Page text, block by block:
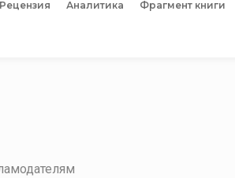
Рецензия Аналитика Фрагмент книги